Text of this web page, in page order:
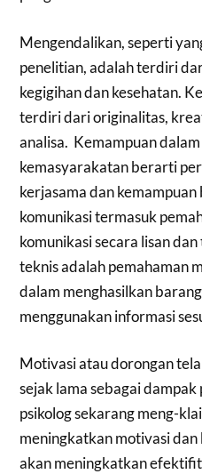
Mengendalikan, seperti
penelitian, adalah terdiri
kegigihan dan kesehatan.
terdiri dari originalitas,
analisa. Kemampuan
kemasyarakatan berarti
kerjasama dan
komunikasi termasuk
komunikasi secara lisan
teknis adalah pemahaman
dalam menghasilkan
menggunakan informasi
Motivasi atau dorongan
sejak lama sebagai
psikolog sekarang meng-
meningkatkan motivasi
akan meningkatkan